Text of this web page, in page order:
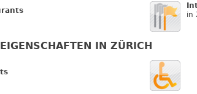
in
IN ZÜRICH